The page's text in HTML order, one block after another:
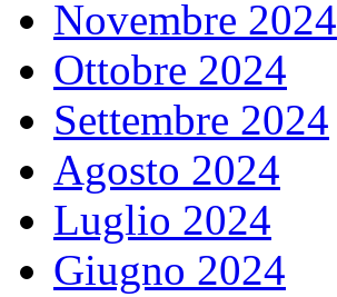
Novembre 2024
Ottobre 2024
Settembre 2024
Agosto 2024
Luglio 2024
Giugno 2024